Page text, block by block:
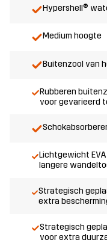
Hypershell®
Medium hoogte
Buitenzool van
Rubberen
voor gevarieerd
Lichtgewicht
langere
Strategisch
extra
Strategisch
voor extra